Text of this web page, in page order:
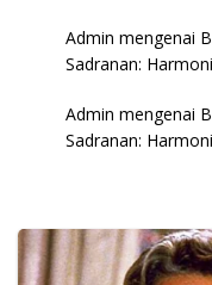
Admin mengenai
Sadranan:
Admin mengenai
Sadranan: